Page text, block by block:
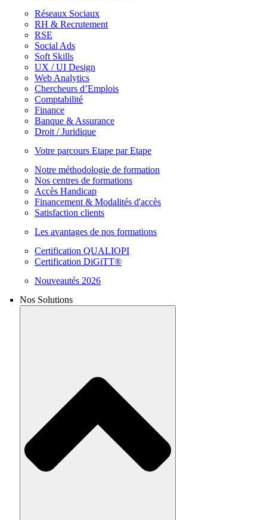
Réseaux Sociaux
RH & Recrutement
RSE
Social Ads
Soft Skills
UX / UI Design
Web Analytics
Chercheurs d’Emplois
Comptabilité
Finance
Banque & Assurance
Droit / Juridique
Votre parcours Etape par Etape
Notre méthodologie de formation
Nos centres de formations
Accès Handicap
Financement & Modalités d'accès
Satisfaction clients
Les avantages de nos formations
Certification QUALIOPI
Certification DiGiTT®
Nouveautés 2026
Nos Solutions